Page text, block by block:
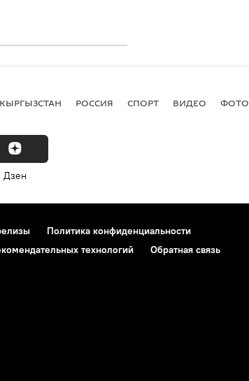
РОССИЯ СПОРТ ВИДЕО ФОТО
Дзен
Политика конфиденциальности
технологий Обратная связь